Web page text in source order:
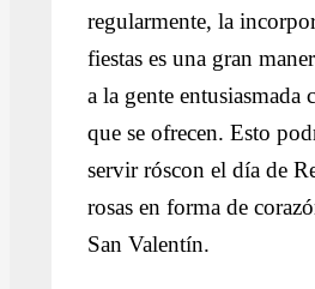
regularmente, la
fiestas es una gran
a la gente entusiasmada
que se ofrecen. Esto
servir róscon el día de
rosas en forma de
San Valentín.